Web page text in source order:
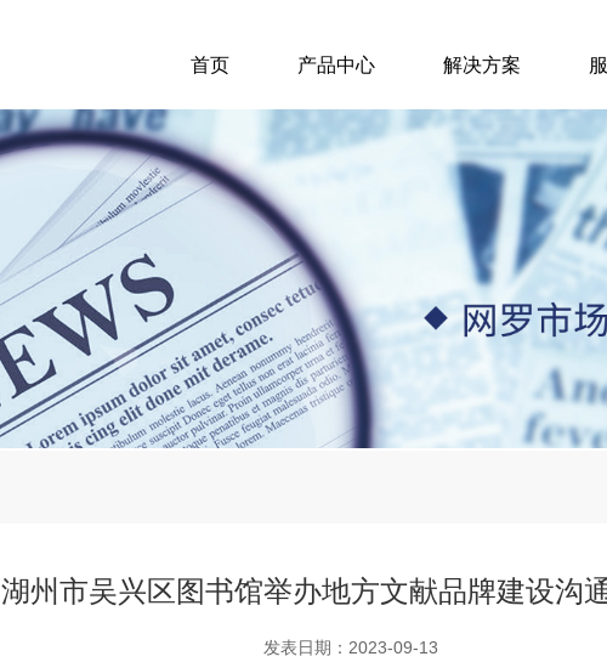
首页 产品中心 解决方案
湖州市吴兴区图书馆举办地方文献品牌建设沟
发表日期：2023-09-13